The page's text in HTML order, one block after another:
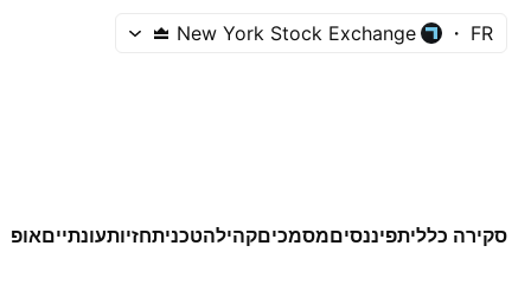
FR
New York Stock Exchange
סקירה כלליתפיננסיםמסמכיםקהילהטכניתחזיותעונתיים